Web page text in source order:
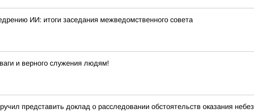
ИИ: итоги заседания межведомственного совета
и верного служения людям!
представить доклад о расследовании обстоятельств оказания